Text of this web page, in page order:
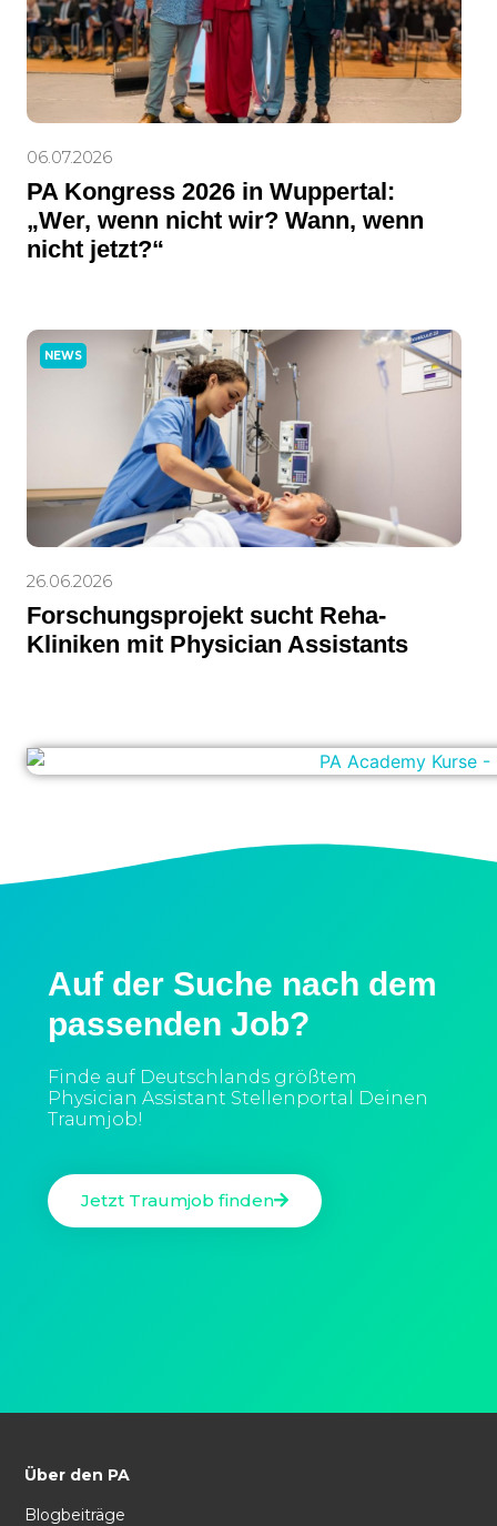
06.07.2026
PA Kongress 2026 in Wuppertal:
„Wer, wenn nicht wir? Wann, wenn
nicht jetzt?“
NEWS
26.06.2026
Forschungsprojekt sucht Reha-
Kliniken mit Physician Assistants
Auf der Suche nach dem
passenden Job?
Finde auf Deutschlands größtem
Physician Assistant Stellenportal Deinen
Traumjob!
Jetzt Traumjob finden
Über den PA
Blogbeiträge